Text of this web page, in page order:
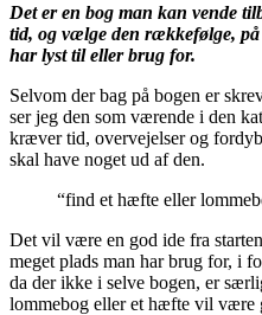
Det er en bog man kan vende
tid, og vælge den rækkefølge, på
har lyst til eller brug for.
Selvom der bag på bogen er
ser jeg den som værende i den
kræver tid, overvejelser og
skal have noget ud af den.
“find et hæfte eller
Det vil være en god ide fra
meget plads man har brug for, i
da der ikke i selve bogen, er
lommebog eller et hæfte vil være